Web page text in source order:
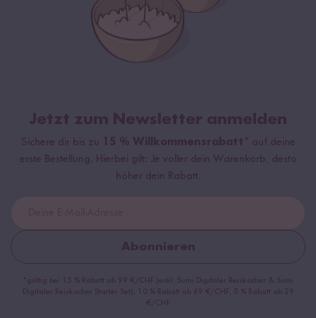
Jetzt zum Newsletter anmelden
Sichere dir bis zu 15 % Willkommensrabatt* auf deine
erste Bestellung. Hierbei gilt: Je voller dein Warenkorb, desto
höher dein Rabatt.
Abonnieren
*gültig bei 15 % Rabatt ab 99 €/CHF (exkl. Sumi Digitaler Reiskocher & Sumi
Digitaler Reiskocher Starter Set), 10 % Rabatt ab 69 €/CHF, 5 % Rabatt ab 29
€/CHF